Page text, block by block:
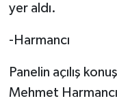
yer aldı.
-Harmancı
Panelin açılış
Mehmet